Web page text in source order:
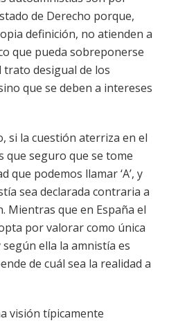
de Derecho porque,
definición, no atienden a
que pueda sobreponerse
desigual de los
que se deben a intereses
si la cuestión aterriza en el
que seguro que se tome
que podemos llamar ‘A’, y
sea declarada contraria a
Mientras que en España el
por valorar como única
según ella la amnistía es
de cuál sea la realidad a
visión típicamente